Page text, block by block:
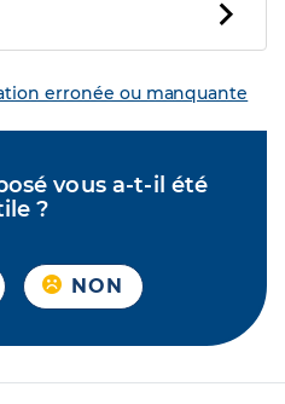
erronée ou manquante
vous a-t-il été
?
NON